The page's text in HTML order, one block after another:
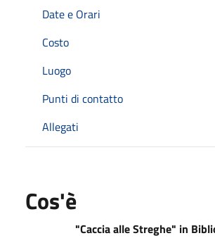
Date e Orari
Costo
Luogo
Punti di contatto
Allegati
Cos'è
"Caccia alle Streghe" in